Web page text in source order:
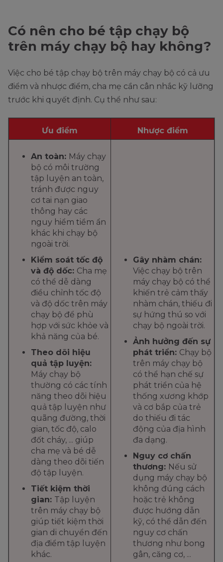
Có nên cho bé tập chạy bộ
trên máy chạy bộ hay không?
Việc cho bé tập chạy bộ trên máy chạy bộ có cả ưu
điểm và nhược điểm, cha mẹ cần cân nhắc kỹ lưỡng
trước khi quyết định. Cụ thể như sau:
Ưu điểm Nhược điểm
An toàn: Máy chạy
bộ có môi trường
tập luyện an toàn,
tránh được nguy
cơ tai nạn giao
thông hay các
nguy hiểm tiềm ẩn
khác khi chạy bộ
ngoài trời.
Kiểm soát tốc độ
và độ dốc: Cha mẹ
có thể dễ dàng
điều chỉnh tốc độ
và độ dốc trên máy
chạy bộ để phù
hợp với sức khỏe và
khả năng của bé.
Theo dõi hiệu
quả tập luyện:
Máy chạy bộ
thường có các tính
năng theo dõi hiệu
quả tập luyện như
quãng đường, thời
gian, tốc độ, calo
đốt cháy, ... giúp
cha mẹ và bé dễ
dàng theo dõi tiến
độ tập luyện.
Tiết kiệm thời
gian: Tập luyện
trên máy chạy bộ
giúp tiết kiệm thời
gian di chuyển đến
địa điểm tập luyện
khác.
Gây nhàm chán:
Việc chạy bộ trên
máy chạy bộ có thể
khiến trẻ cảm thấy
nhàm chán, thiếu đi
sự hứng thú so với
chạy bộ ngoài trời.
Ảnh hưởng đến sự
phát triển: Chạy bộ
trên máy chạy bộ
có thể hạn chế sự
phát triển của hệ
thống xương khớp
và cơ bắp của trẻ
do thiếu đi tác
động của địa hình
đa dạng.
Nguy cơ chấn
thương: Nếu sử
dụng máy chạy bộ
không đúng cách
hoặc trẻ không
được hướng dẫn
kỹ, có thể dẫn đến
nguy cơ chấn
thương như bong
gân, căng cơ, ...